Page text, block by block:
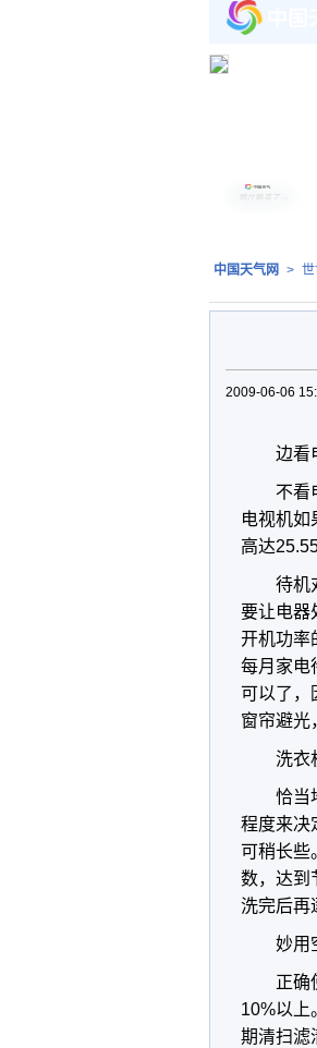
中国天气网 >
2009-06-06
边看
不看
电视机如
高达
待机
要让电器
开机功率
每月家电
可以了，
窗帘避光
洗衣
恰当
程度来决
可稍长些
数，达到
洗完后再
妙用
正确
10%以
期清扫滤